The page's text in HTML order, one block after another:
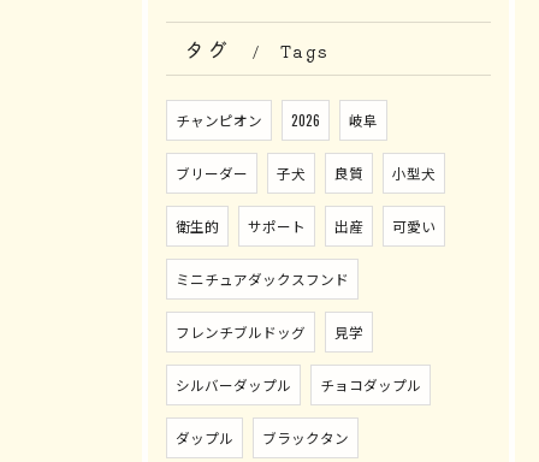
タグ Tags
チャンピオン 2026 岐阜
ブリーダー 子犬 良質 小型犬
衛生的 サポート 出産 可愛い
ミニチュアダックスフンド
フレンチブルドッグ 見学
シルバーダップル チョコダップル
ダップル ブラックタン